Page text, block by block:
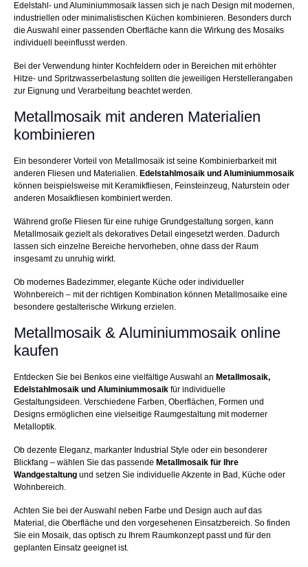
Edelstahl- und Aluminiummosaik lassen sich je nach Design mit modernen,
industriellen oder minimalistischen Küchen kombinieren. Besonders durch
die Auswahl einer passenden Oberfläche kann die Wirkung des Mosaiks
individuell beeinflusst werden.
Bei der Verwendung hinter Kochfeldern oder in Bereichen mit erhöhter
Hitze- und Spritzwasserbelastung sollten die jeweiligen Herstellerangaben
zur Eignung und Verarbeitung beachtet werden.
Metallmosaik mit anderen Materialien
kombinieren
Ein besonderer Vorteil von Metallmosaik ist seine Kombinierbarkeit mit
anderen Fliesen und Materialien. Edelstahlmosaik und Aluminiummosaik
können beispielsweise mit Keramikfliesen, Feinsteinzeug, Naturstein oder
anderen Mosaikfliesen kombiniert werden.
Während große Fliesen für eine ruhige Grundgestaltung sorgen, kann
Metallmosaik gezielt als dekoratives Detail eingesetzt werden. Dadurch
lassen sich einzelne Bereiche hervorheben, ohne dass der Raum
insgesamt zu unruhig wirkt.
Ob modernes Badezimmer, elegante Küche oder individueller
Wohnbereich – mit der richtigen Kombination können Metallmosaike eine
besondere gestalterische Wirkung erzielen.
Metallmosaik & Aluminiummosaik online
kaufen
Entdecken Sie bei Benkos eine vielfältige Auswahl an Metallmosaik,
Edelstahlmosaik und Aluminiummosaik für individuelle
Gestaltungsideen. Verschiedene Farben, Oberflächen, Formen und
Designs ermöglichen eine vielseitige Raumgestaltung mit moderner
Metalloptik.
Ob dezente Eleganz, markanter Industrial Style oder ein besonderer
Blickfang – wählen Sie das passende Metallmosaik für Ihre
Wandgestaltung und setzen Sie individuelle Akzente in Bad, Küche oder
Wohnbereich.
Achten Sie bei der Auswahl neben Farbe und Design auch auf das
Material, die Oberfläche und den vorgesehenen Einsatzbereich. So finden
Sie ein Mosaik, das optisch zu Ihrem Raumkonzept passt und für den
geplanten Einsatz geeignet ist.